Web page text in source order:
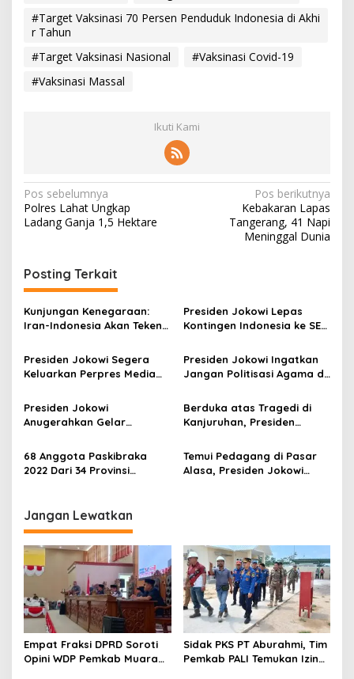
#Target Vaksinasi 70 Persen Penduduk Indonesia di Akhi
r Tahun
#Target Vaksinasi Nasional
#Vaksinasi Covid-19
#Vaksinasi Massal
Ikuti Kami
N
a
i
g
a
s
i
p
s
Pos sebelumnya
Polres Lahat Ungkap
Ladang Ganja 1,5 Hektare
Pos berikutnya
Kebakaran Lapas
Tangerang, 41 Napi
Meninggal Dunia
Posting Terkait
Kunjungan Kenegaraan:
Iran-Indonesia Akan Teken
Presiden Jokowi Lepas
Kontingen Indonesia ke SEA
Presiden Jokowi Segera
Keluarkan Perpres Media
Presiden Jokowi Ingatkan
Jangan Politisasi Agama di
Presiden Jokowi
Anugerahkan Gelar
Lima Tokoh
Berduka atas Tragedi di
Kanjuruhan, Presiden
Dihentikan Sementara
68 Anggota Paskibraka
2022 Dari 34 Provinsi
Temui Pedagang di Pasar
Alasa, Presiden Jokowi
Jangan Lewatkan
Empat Fraksi DPRD Soroti
Opini WDP Pemkab Muara
Sidak PKS PT Aburahmi, Tim
Pemkab PALI Temukan Izin